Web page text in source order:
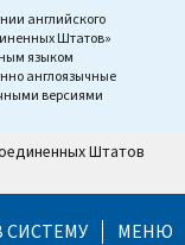
английского
Штатов»
языком
англоязычные
версиями
Штатов
СИСТЕМУ МЕНЮ